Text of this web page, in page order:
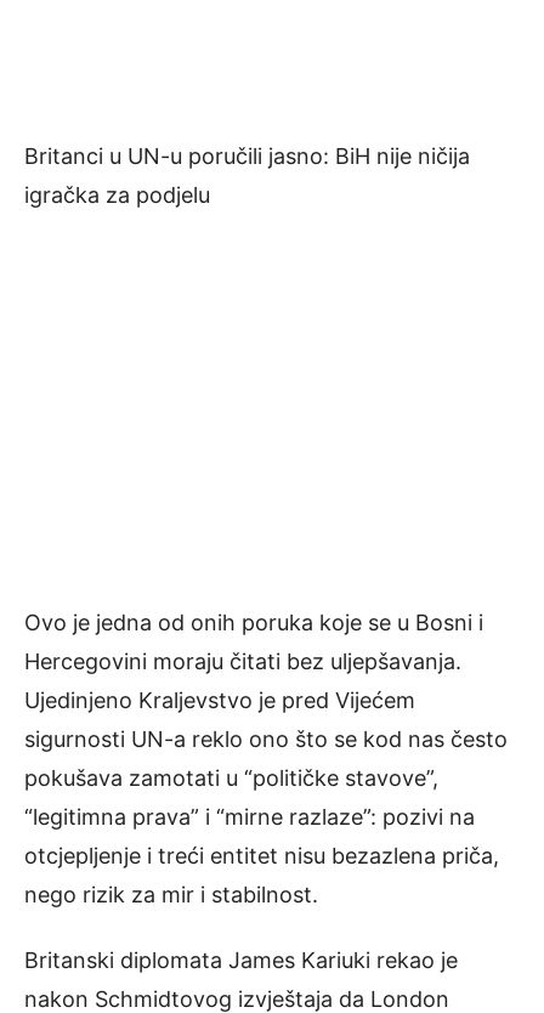
Britanci u UN-u poručili jasno: BiH nije ničija
igračka za podjelu
Ovo je jedna od onih poruka koje se u Bosni i
Hercegovini moraju čitati bez uljepšavanja.
Ujedinjeno Kraljevstvo je pred Vijećem
sigurnosti UN-a reklo ono što se kod nas često
pokušava zamotati u “političke stavove”,
“legitimna prava” i “mirne razlaze”: pozivi na
otcjepljenje i treći entitet nisu bezazlena priča,
nego rizik za mir i stabilnost.
Britanski diplomata James Kariuki rekao je
nakon Schmidtovog izvještaja da London